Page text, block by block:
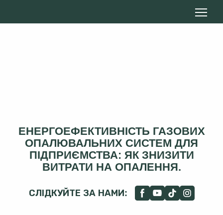
ЕНЕРГОЕФЕКТИВНІСТЬ ГАЗОВИХ
ОПАЛЮВАЛЬНИХ СИСТЕМ ДЛЯ
ПІДПРИЄМСТВА: ЯК ЗНИЗИТИ
ВИТРАТИ НА ОПАЛЕННЯ.
СЛІДКУЙТЕ ЗА НАМИ: